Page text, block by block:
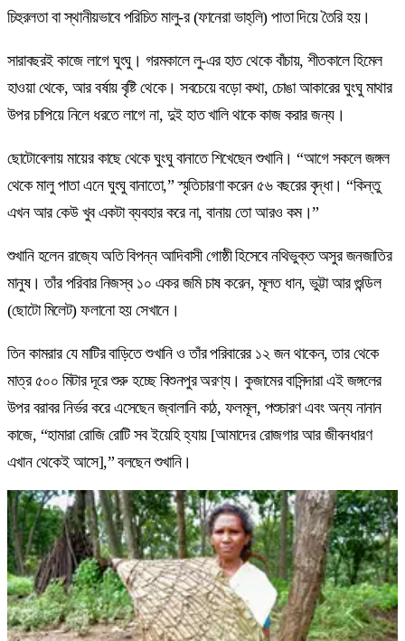
চিহুরলতা বা স্থানীয়ভাবে পরিচিত মালু-র (ফানেরা ভাহ্‌লি) পাতা দিয়ে তৈরি হয়।
সারাবছরই কাজে লাগে ঘুংঘু। গরমকালে লু-এর হাত থেকে বাঁচায়, শীতকালে হিমেল
হাওয়া থেকে, আর বর্ষায় বৃষ্টি থেকে। সবচেয়ে বড়ো কথা, চোঙা আকারের ঘুংঘু মাথার
উপর চাপিয়ে নিলে ধরতে লাগে না, দুই হাত খালি থাকে কাজ করার জন্য।
ছোটোবেলায় মায়ের কাছে থেকে ঘুংঘু বানাতে শিখেছেন শুখানি। “আগে সকলে জঙ্গল
থেকে মালু পাতা এনে ঘুংঘু বানাতো,” স্মৃতিচারণা করেন ৫৬ বছরের বৃদ্ধা। “কিন্তু
এখন আর কেউ খুব একটা ব্যবহার করে না, বানায় তো আরও কম।”
শুখানি হলেন রাজ্যে অতি বিপন্ন আদিবাসী গোষ্ঠী হিসেবে নথিভুক্ত অসুর জনজাতির
মানুষ। তাঁর পরিবার নিজস্ব ১০ একর জমি চাষ করেন, মূলত ধান, ভুট্টা আর গুন্ডিল
(ছোটো মিলেট) ফলানো হয় সেখানে।
তিন কামরার যে মাটির বাড়িতে শুখানি ও তাঁর পরিবারের ১২ জন থাকেন, তার থেকে
মাত্র ৫০০ মিটার দূরে শুরু হচ্ছে বিশুনপুর অরণ্য। কুজামের বাসিন্দারা এই জঙ্গলের
উপর বরাবর নির্ভর করে এসেছেন জ্বালানি কাঠ, ফলমূল, পশুচারণ এবং অন্য নানান
কাজে, “হামারা রোজি রোটি সব ইয়েহি হ্যায় [আমাদের রোজগার আর জীবনধারণ
এখান থেকেই আসে],” বলছেন শুখানি।